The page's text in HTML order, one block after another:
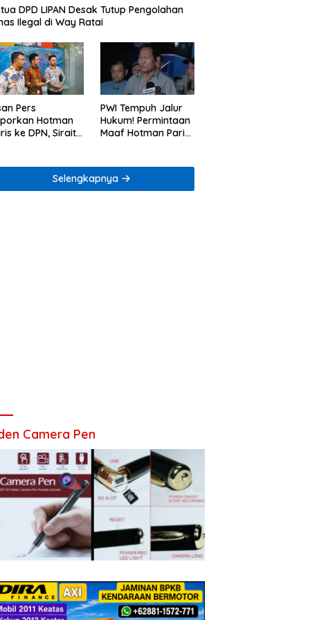
DPD LIPAN Desak Tutup Pengolahan
Ilegal di Way Ratai
Pers
Hotman
ke DPN, Sirait
PWI Tempuh Jalur
Hukum! Permintaan
Maaf Hotman Paris
Selengkapnya
Camera Pen